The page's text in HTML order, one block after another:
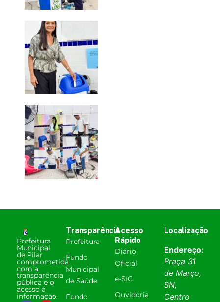
Prefeitura
Municipal
de Pilar
comprometida
com a
transparência
pública e o
acesso à
informação.
Transparência
Prefeitura
Fundo
Municipal
de Saúde
Fundo
Acesso
Rápido
Diário
Oficial
e-SIC
Ouvidoria
Localização
Endereço:
Praça 31
de Março,
SN,
Centro